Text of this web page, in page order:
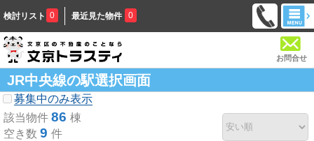
検討リスト 0 最近見た物件 0
お問合せ
JR中央線の駅選択画面
募集中のみ表示
該当物件 86 棟
空き数 9 件